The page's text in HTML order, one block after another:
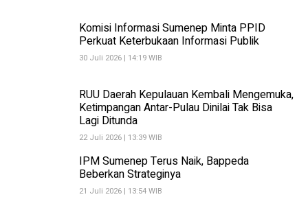
Komisi Informasi Sumenep Minta PPID
Perkuat Keterbukaan Informasi Publik
30 Juli 2026 | 14:19 WIB
RUU Daerah Kepulauan Kembali Mengemuka,
Ketimpangan Antar-Pulau Dinilai Tak Bisa
Lagi Ditunda
22 Juli 2026 | 13:39 WIB
IPM Sumenep Terus Naik, Bappeda
Beberkan Strateginya
21 Juli 2026 | 13:54 WIB